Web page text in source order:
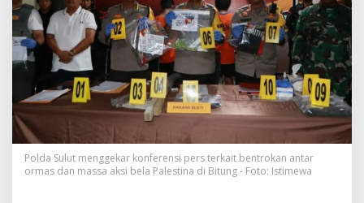
s
a
n
g
k
a
K
a
s
B
Polda Sulut menggekar konferensi pers terkait bentrokan antar
ormas dan massa aksi bela Palestina di Bitung - Foto: Istimewa